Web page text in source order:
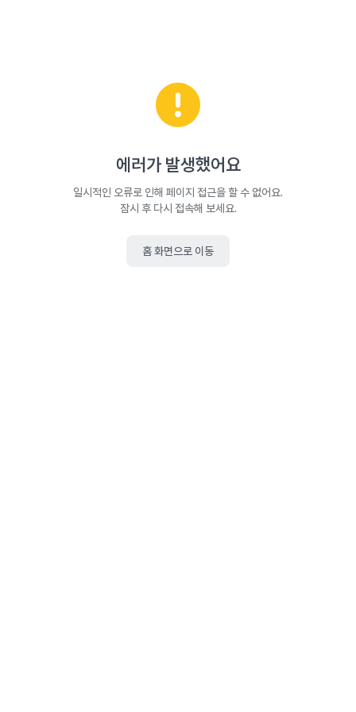
에러가 발생했어요
일시적인 오류로 인해 페이지 접근을 할 수 없어요.
잠시 후 다시 접속해 보세요.
홈 화면으로 이동